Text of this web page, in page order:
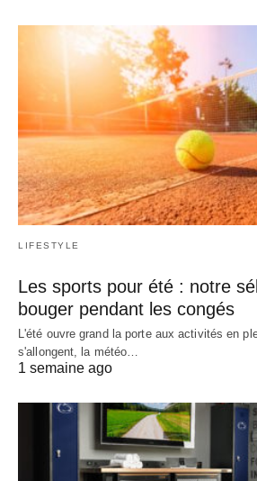
LIFESTYLE
Les sports pour été : notre
bouger pendant les congés
L'été ouvre grand la porte aux activités en
s'allongent, la météo…
1 semaine ago